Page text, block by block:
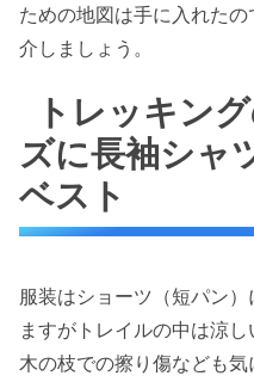
ための地図は手に入れた
介しましょう。
トレッキン
ズに長袖シャ
ベスト
服装はショーツ（短パン
ますがトレイルの中は涼
木の枝での擦り傷なども